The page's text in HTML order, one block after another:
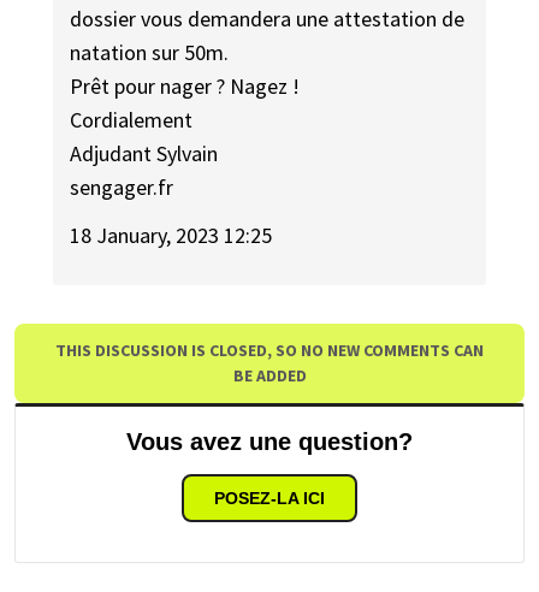
dossier vous demandera une attestation de
natation sur 50m.
Prêt pour nager ? Nagez !
Cordialement
Adjudant Sylvain
sengager.fr
18 January, 2023 12:25
THIS DISCUSSION IS CLOSED, SO NO NEW COMMENTS CAN
BE ADDED
Vous avez une question?
POSEZ-LA ICI